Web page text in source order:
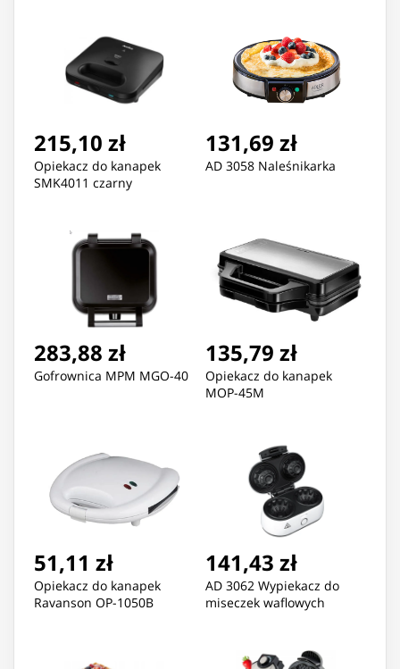
215,10 zł
Opiekacz do kanapek
SMK4011 czarny
131,69 zł
AD 3058 Naleśnikarka
283,88 zł
Gofrownica MPM MGO-40
135,79 zł
Opiekacz do kanapek
MOP-45M
51,11 zł
Opiekacz do kanapek
Ravanson OP-1050B
141,43 zł
AD 3062 Wypiekacz do
miseczek waflowych